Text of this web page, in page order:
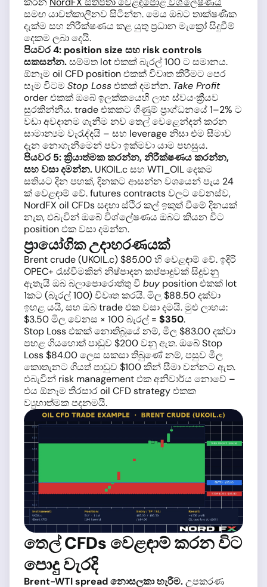
සමඟ යාවත්කාලීනව සිටින්න. මෙය ඔබට තාක්ෂණික
දැක්ම සහ නිරීක්ෂණය කළ යුතු ප්‍රධාන මැක්‍රෝ සිදුවීම්
දෙකම ලබා දෙයි.
පියවර 4: position size සහ risk controls
සකසන්න.සම්මත lot එකක් බැරල් 100 ට සමානය.
ඕනෑම oil CFD position එකක් විවෘත කිරීමට පෙර
සෑම විටම Stop Lossඑකක් දමන්න. Take Profit
order එකක් ඔබේ ඉලක්කයෙහි ලාභ ස්වයංක්‍රීයව
සුරකින්නීය. trade එකකට ගිණුම් ප්‍රාග්ධනයේ 1–2% ට
වඩා අවදානම ගැනීම නව තෙල් වෙළෙන්දන් කරන
සාමාන්‍යම වැරැද්දයි – සහ leverage නිසා එම සීමාව
දැන නොගැනීමෙන් පවා ඉක්මවා යාම පහසුය.
පියවර 5: ක්‍රියාත්මක කරන්න, නිරීක්ෂණය කරන්න,
සහ වසා දමන්න. UKOIL.c සහ WTI_OIL දෙකම
සතියට දින පහක්, දිනකට ආසන්න වශයෙන් පැය 24
ක් වෙළඳාම් වේ. futures contracts වලට වෙනස්ව,
NordFX oil CFDs සඳහා ස්ථිර කල් ඉකුත් වීමේ දිනයක්
නැත, එබැවින් ඔබේ විශ්ලේෂණය ඔබට කියන විට
position එක වසා දමන්න.
ප්‍රායෝගික උදාහරණයක්
Brent crude (UKOIL.c) $85.00 හි වෙළඳාම් වේ. ඉදිරි
OPEC+ රැස්වීමකින් නිෂ්පාදන කප්පාදුවක් සිදුවනු
ඇතැයි ඔබ බලාපොරොත්තු වී buy position එකක් lot
1කට (බැරල් 100) විවෘත කරයි. මිල $88.50 දක්වා
ඉහළ යයි, සහ ඔබ trade එක වසා දමයි. මුළු ලාභය:
$3.50 මිල වෙනස × 100 බැරල් = $350.
Stop Loss එකක් නොතිබූයේ නම්, මිල $83.00 දක්වා
පහළ ගියහොත් පාඩුව $200 වනු ඇත. ඔබේ Stop
Loss $84.00 ලෙස සකසා තිබුණේ නම්, පසුව මිල
කොතැනට ගියත් පාඩුව $100 කින් සීමා වන්නට ඇත.
එබැවින් risk management එක අනිවාර්ය නොවේ –
එය ඕනෑම තිරසාර oil CFD strategy එකක
ව්‍යුහාත්මක පදනමයි.
තෙල් CFDs වෙළඳාම් කරන විට
පොදු වැරදි
Brent-WTI spread නොසලකා හැරීම.උපකරණ